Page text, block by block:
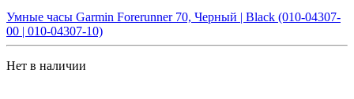
Умные часы Garmin Forerunner 70, Черный | Black (010-04307-
00 | 010-04307-10)
Нет в наличии